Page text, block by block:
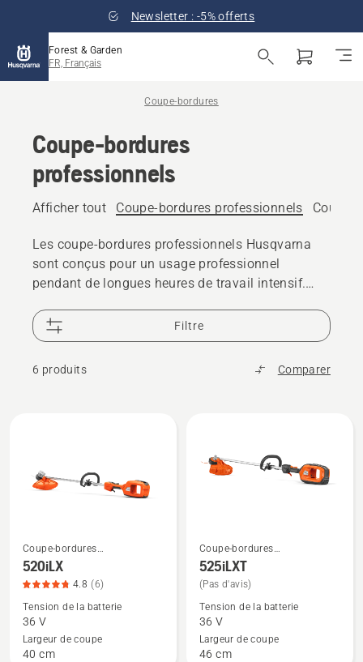
Newsletter : -5% offerts
Forest & Garden
FR, Français
Coupe-bordures
Coupe-bordures
professionnels
Afficher tout Coupe-bordures professionnels Coupe-
Les coupe-bordures professionnels Husqvarna
sont conçus pour un usage professionnel
pendant de longues heures de travail intensif.
fiables, puissants, bien équilibrés et faciles à
manipuler pour une garantir une disponibilité
maximale.
Filtre
6 produits Comparer
produits
Voir
plus
de
détails
sur
520iLX,
Coupe-bordures
professionnels
520iLX
4.8 (6)
Tension de la batterie
36 V
Largeur de coupe
40 cm
Voir
plus
de
détails
sur
525iLXT
Coupe-bordures
professionnels
525iLXT
(Pas d'avis)
Tension de la batterie
36 V
Largeur de coupe
46 cm